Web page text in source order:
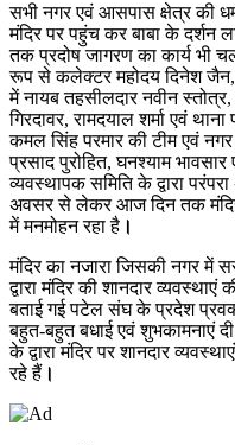
सभी नगर एवं आसपास क्षेत्र की
मंदिर पर पहुंच कर बाबा के दर्शन
तक प्रदोष जागरण का कार्य भी
रूप से कलेक्टर महोदय दिनेश जैन,
में नायब तहसीलदार नवीन
गिरदावर, रामदयाल शर्मा एवं
कमल सिंह परमार की टीम एवं
प्रसाद पुरोहित, घनश्याम भावसार
व्यवस्थापक समिति के द्वारा
अवसर से लेकर आज दिन तक
में मनमोहन रहा है ।
मंदिर का नजारा जिसकी नगर में
द्वारा मंदिर की शानदार
बताई गई पटेल संघ के प्रदेश
बहुत-बहुत बधाई एवं शुभकामनाएं
के द्वारा मंदिर पर शानदार
रहे हैं ।